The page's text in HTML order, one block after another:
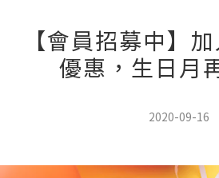
【會員招募中】
優惠，生日月
2020-09-16